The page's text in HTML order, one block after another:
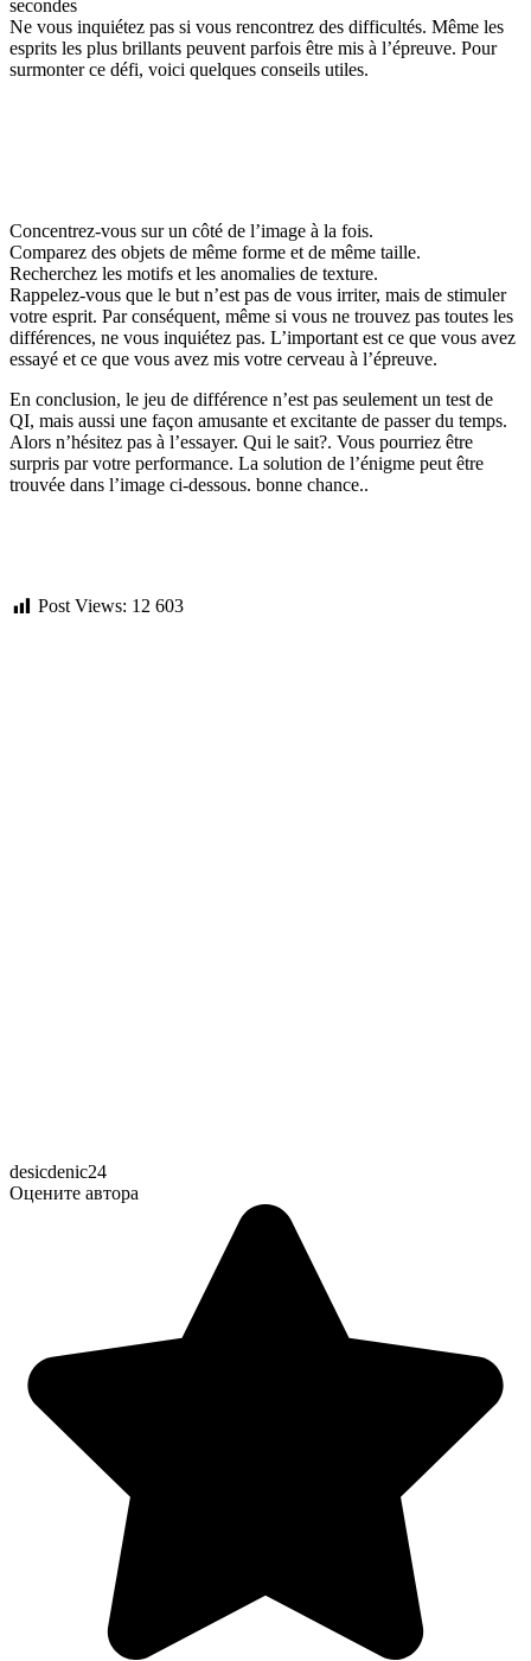
secondes
Ne vous inquiétez pas si vous rencontrez des difficultés. Même les
esprits les plus brillants peuvent parfois être mis à l’épreuve. Pour
surmonter ce défi, voici quelques conseils utiles.
Concentrez-vous sur un côté de l’image à la fois.
Comparez des objets de même forme et de même taille.
Recherchez les motifs et les anomalies de texture.
Rappelez-vous que le but n’est pas de vous irriter, mais de stimuler
votre esprit. Par conséquent, même si vous ne trouvez pas toutes les
différences, ne vous inquiétez pas. L’important est ce que vous avez
essayé et ce que vous avez mis votre cerveau à l’épreuve.
En conclusion, le jeu de différence n’est pas seulement un test de
QI, mais aussi une façon amusante et excitante de passer du temps.
Alors n’hésitez pas à l’essayer. Qui le sait?. Vous pourriez être
surpris par votre performance. La solution de l’énigme peut être
trouvée dans l’image ci-dessous. bonne chance..
Post Views: 12 603
desicdenic24
Оцените автора